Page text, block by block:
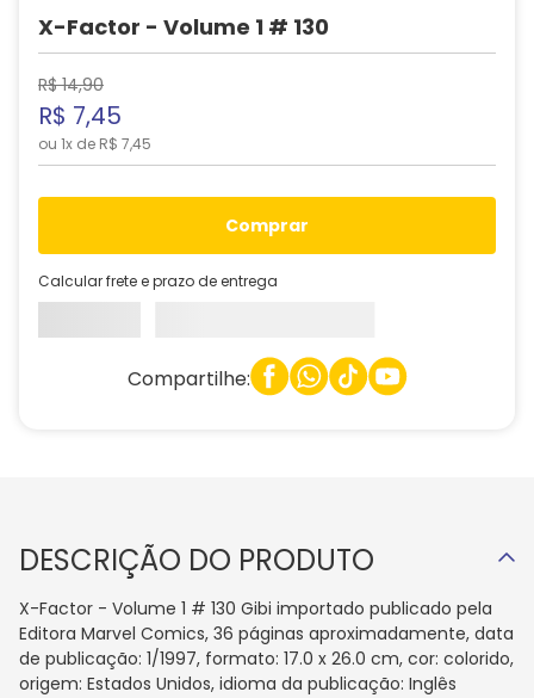
X-Factor - Volume 1 # 130
R$ 14,90
R$ 7,45
ou 1x de R$ 7,45
comprar
Calcular frete e prazo de entrega
Compartilhe:
DESCRIÇÃO DO PRODUTO
X-Factor - Volume 1 # 130 Gibi importado publicado pela
Editora Marvel Comics, 36 páginas aproximadamente, data
de publicação: 1/1997, formato: 17.0 x 26.0 cm, cor: colorido,
origem: Estados Unidos, idioma da publicação: Inglês